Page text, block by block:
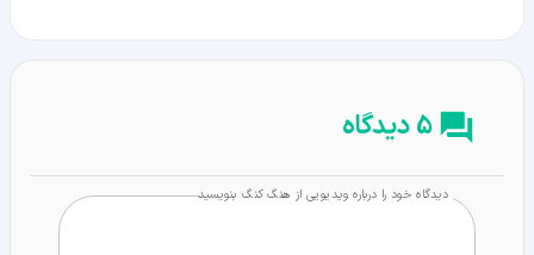
5 دیدگاه
دیدگاه خود را درباره ویدیویی از هنگ کنگ بنویسید